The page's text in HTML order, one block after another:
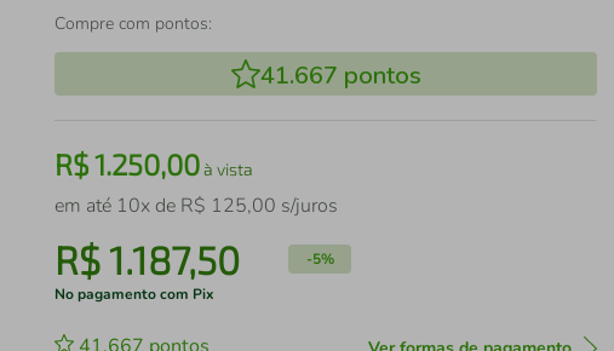
Compre com pontos:
41.667 pontos
R$1.250,00à vista
em até 10x de R$ 125,00 s/juros
R$1.187,50 -5%
No pagamento com Pix